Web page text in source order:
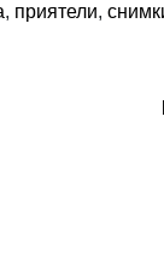
, приятели,